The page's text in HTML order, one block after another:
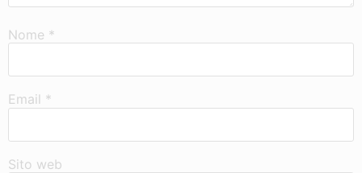
Nome *
Email *
Sito web